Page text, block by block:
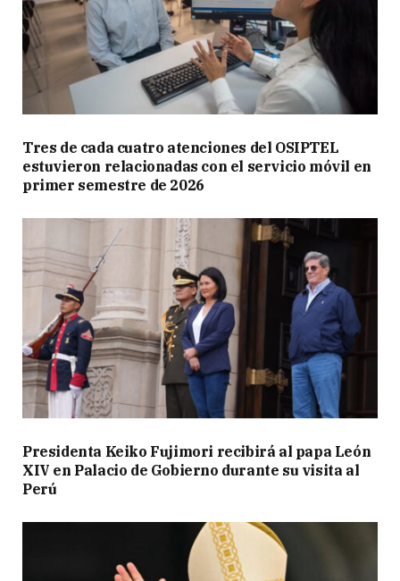
Tres de cada cuatro atenciones del OSIPTEL
estuvieron relacionadas con el servicio móvil en
primer semestre de 2026
Presidenta Keiko Fujimori recibirá al papa León
XIV en Palacio de Gobierno durante su visita al
Perú